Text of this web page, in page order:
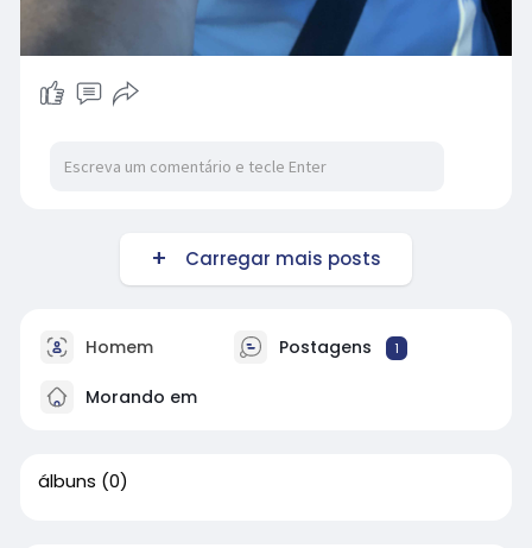
Carregar mais posts
Homem Postagens 1
Morando em
álbuns (0)